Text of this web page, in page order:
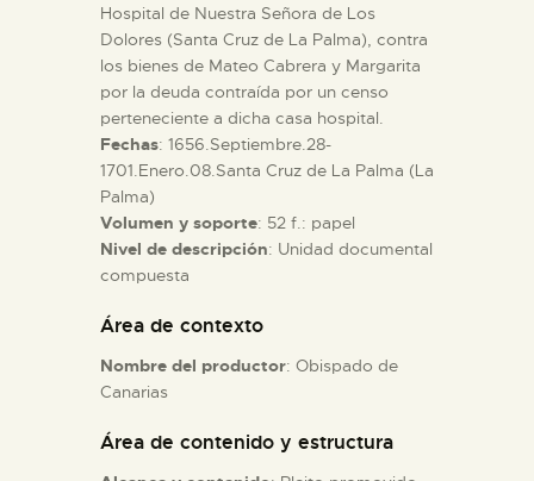
ESPAÑOL
Hospital de Nuestra Señora de Los
Dolores (Santa Cruz de La Palma), contra
los bienes de Mateo Cabrera y Margarita
por la deuda contraída por un censo
perteneciente a dicha casa hospital.
Fechas: 1656.Septiembre.28-
1701.Enero.08.Santa Cruz de La Palma (La
Palma)
Volumen y soporte: 52 f.: papel
Nivel de descripción: Unidad documental
compuesta
Área de contexto
Nombre del productor: Obispado de
Canarias
Área de contenido y estructura